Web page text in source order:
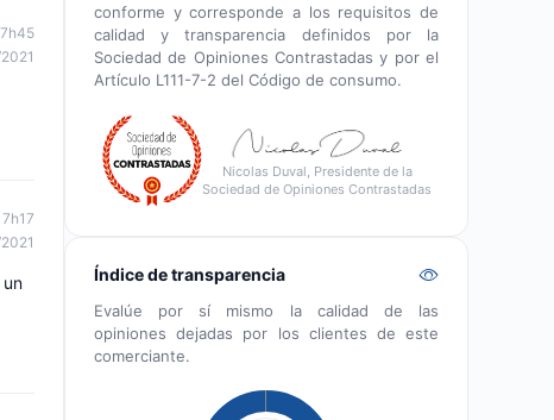
conforme y corresponde a los requisitos de
calidad y transparencia definidos por la
Sociedad de Opiniones Contrastadas y por el
Artículo L111-7-2 del Código de consumo.
Nicolas Duval, Presidente de la
Sociedad de Opiniones Contrastadas
Índice de transparencia
Evalúe por sí mismo la calidad de las
opiniones dejadas por los clientes de este
comerciante.